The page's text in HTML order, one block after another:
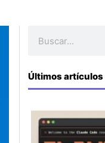
Últimos artículos